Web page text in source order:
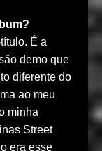
É a
demo que
diferente do
ao meu
minha
Street
era esse